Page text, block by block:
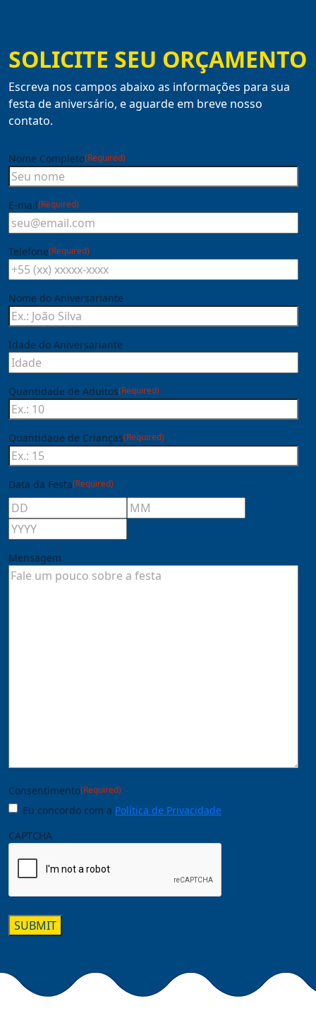
SOLICITE SEU ORÇAMENTO
Escreva nos campos abaixo as informações para sua
festa de aniversário, e aguarde em breve nosso
contato.
Nome Completo(Required)
E-mail(Required)
Telefone(Required)
Nome do Aniversariante
Idade do Aniversariante
Quantidade de Adultos(Required)
Quantidade de Crianças(Required)
Data da Festa(Required)
Mensagem
Consentimento(Required)
Eu concordo com a Política de Privacidade
CAPTCHA